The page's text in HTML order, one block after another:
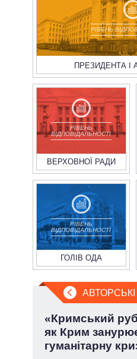
РІВЕНЬ
ПРЕЗИДЕНТА І
РІВЕНЬ
ВІДПОВІДАЛЬНОСТІ
ВЕРХОВНОЇ РАДИ
РІВЕНЬ
ВІДПОВІДАЛЬНОСТІ
ГОЛІВ ОДА
«Кримський
як Крим
гуманітарну